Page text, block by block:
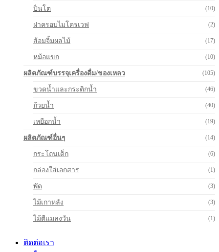
ปิ่นโต (10)
ฝาครอบไมโครเวฟ (2)
ส้อมจิ้มผลไม้ (17)
หม้อแขก (10)
ผลิตภัณฑ์บรรจุเครื่องดื่ม/ของเหลว (105)
ขวดน้ำและกระติกน้ำ (46)
ถ้วยน้ำ (40)
เหยือกน้ำ (19)
ผลิตภัณฑ์อื่นๆ (14)
กระโถนเด็ก (6)
กล่องใส่เอกสาร (1)
พัด (3)
ไม้เกาหลัง (3)
ไม้ตีแมลงวัน (1)
ติดต่อเรา